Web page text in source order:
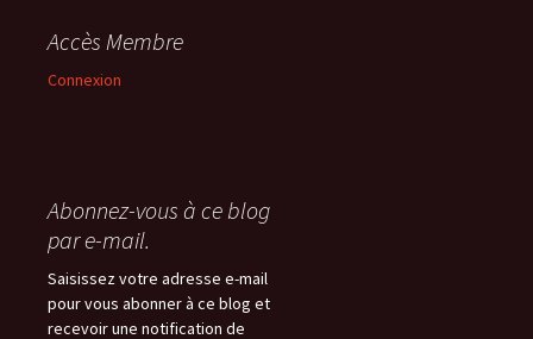
Accès Membre
Connexion
Abonnez-vous à ce blog
par e-mail.
Saisissez votre adresse e-mail
pour vous abonner à ce blog et
recevoir une notification de